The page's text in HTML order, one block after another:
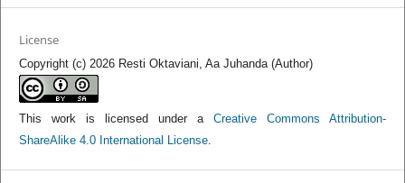
License
Copyright (c) 2026 Resti Oktaviani, Aa Juhanda (Author)
This work is licensed under aCreative Commons Attribution-
ShareAlike 4.0 International License.